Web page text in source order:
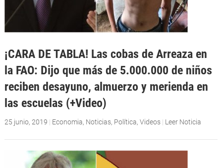
¡CARA DE TABLA! Las cobas de Arreaza en
la FAO: Dijo que más de 5.000.000 de niños
reciben desayuno, almuerzo y merienda en
las escuelas (+Video)
25 junio, 2019 | Economia, Noticias, Política, Videos | Leer Noticia